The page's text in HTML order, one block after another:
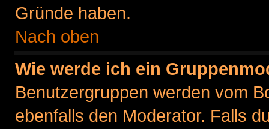
Gründe haben.
Nach oben
Wie werde ich ein
Benutzergruppen werden vom
ebenfalls den Moderator. Falls